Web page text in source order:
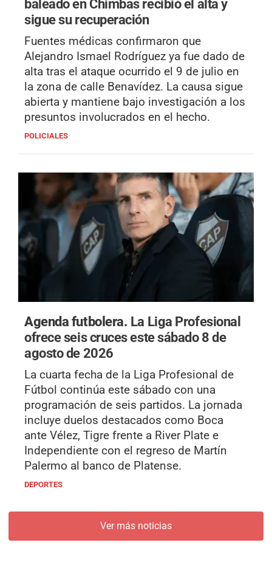
baleado en Chimbas recibió el alta y
sigue su recuperación
Fuentes médicas confirmaron que
Alejandro Ismael Rodríguez ya fue dado de
alta tras el ataque ocurrido el 9 de julio en
la zona de calle Benavídez. La causa sigue
abierta y mantiene bajo investigación a los
presuntos involucrados en el hecho.
POLICIALES
Agenda futbolera. La Liga Profesional
ofrece seis cruces este sábado 8 de
agosto de 2026
La cuarta fecha de la Liga Profesional de
Fútbol continúa este sábado con una
programación de seis partidos. La jornada
incluye duelos destacados como Boca
ante Vélez, Tigre frente a River Plate e
Independiente con el regreso de Martín
Palermo al banco de Platense.
DEPORTES
Ver más noticias